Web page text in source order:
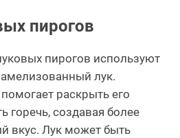
пирогов
пирогов используют
лук.
раскрыть его
горечь, создавая более
вкус. Лук может быть